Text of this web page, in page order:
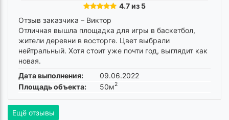
4.7 из 5
Отзыв заказчика – Виктор
Отличная вышла площадка для игры в баскетбол,
жители деревни в восторге. Цвет выбрали
нейтральный. Хотя стоит уже почти год, выглядит как
новая.
Дата выполнения:
09.06.2022
Площадь объекта:
50м2
Ещё отзывы